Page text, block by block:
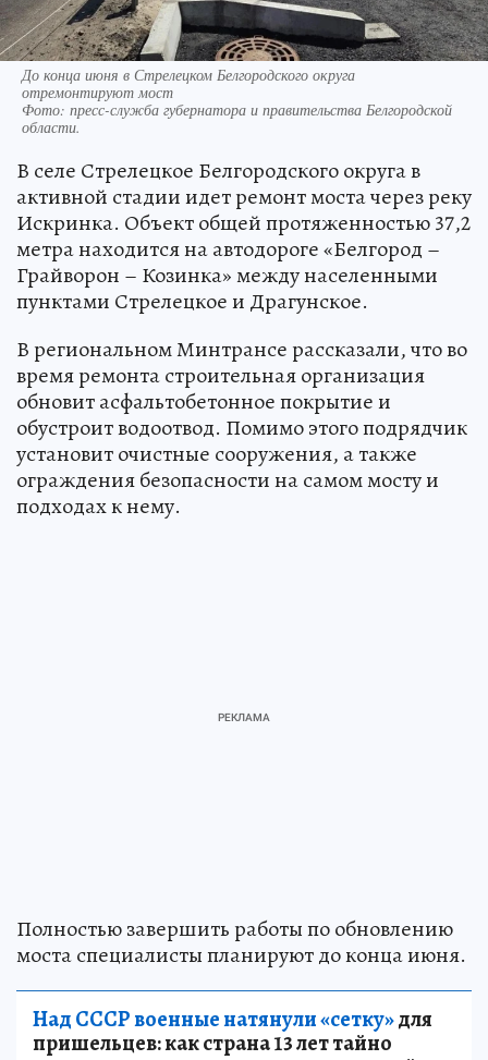
До конца июня в Стрелецком Белгородского округа
отремонтируют мост
Фото: пресс-служба губернатора и правительства Белгородской
области.
В селе Стрелецкое Белгородского округа в
активной стадии идет ремонт моста через реку
Искринка. Объект общей протяженностью 37,2
метра находится на автодороге «Белгород –
Грайворон – Козинка» между населенными
пунктами Стрелецкое и Драгунское.
В региональном Минтрансе рассказали, что во
время ремонта строительная организация
обновит асфальтобетонное покрытие и
обустроит водоотвод. Помимо этого подрядчик
установит очистные сооружения, а также
ограждения безопасности на самом мосту и
подходах к нему.
Полностью завершить работы по обновлению
моста специалисты планируют до конца июня.
Над СССР военные натянули «сетку»для
пришельцев: как страна 13 лет тайно